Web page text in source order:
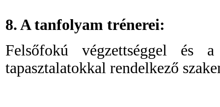
8. A tanfolyam trénerei:
Felsőfokú végzettséggel és
tapasztalatokkal rendelkező